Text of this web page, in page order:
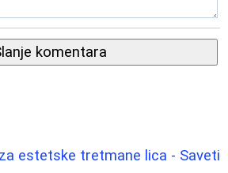
komentara
estetske tretmane lica - Saveti